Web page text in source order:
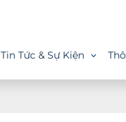
Tin Tức & Sự Kiện